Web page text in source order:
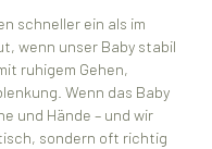
schneller ein als im
wenn unser Baby stabil
ruhigem Gehen,
Wenn das Baby
und Hände – und wir
sondern oft richtig